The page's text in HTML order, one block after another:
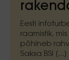
Eesti
raamistik,
põhineb
Saksa BSI [...]